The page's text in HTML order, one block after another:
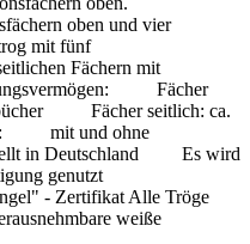
oben und vier
mit fünf
Fächern mit
Fächer
Fächer seitlich: ca.
mit und ohne
in Deutschland Es wird
genutzt
- Zertifikat Alle Tröge
weiße